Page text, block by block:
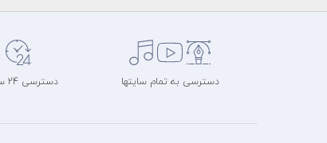
دسترسی به تمام سایتها دسترسی 24 ساعته